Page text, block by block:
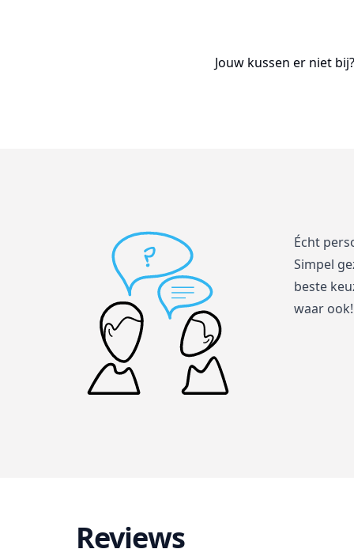
Jouw kussen er niet
Écht
Simpel
beste
waar
Reviews